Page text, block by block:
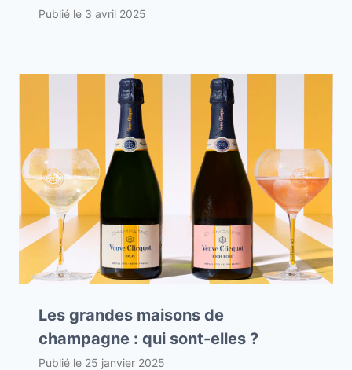
Publié le 3 avril 2025
Les grandes maisons de
champagne : qui sont-elles ?
Publié le 25 janvier 2025